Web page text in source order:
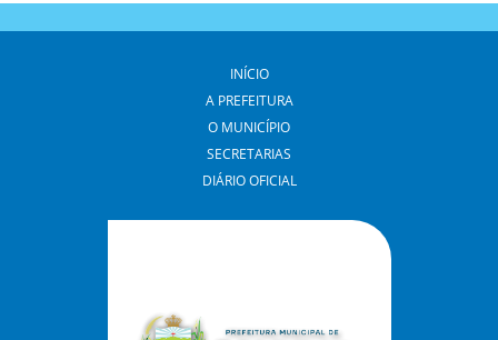
INÍCIO
A PREFEITURA
O MUNICÍPIO
SECRETARIAS
DIÁRIO OFICIAL